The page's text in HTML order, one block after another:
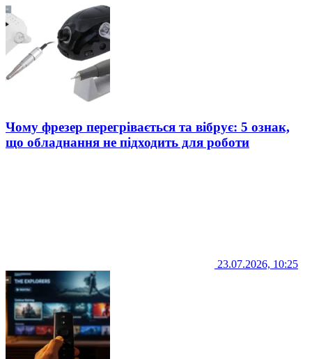
Чому фрезер перегрівається та вібрує: 5 ознак,
що обладнання не підходить для роботи
23.07.2026, 10:25